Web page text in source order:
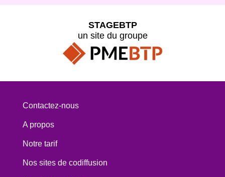
STAGEBTP
un site du groupe
Contactez-nous
A propos
Notre tarif
Nos sites de codiffusion